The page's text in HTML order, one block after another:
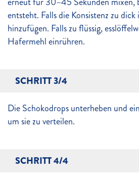
entsteht. Falls die Konsistenz zu
hinzufügen. Falls zu flüssig,
Hafermehl einrühren.
SCHRITT 3/4
Die Schokodrops unterheben und
um sie zu verteilen.
SCHRITT 4/4